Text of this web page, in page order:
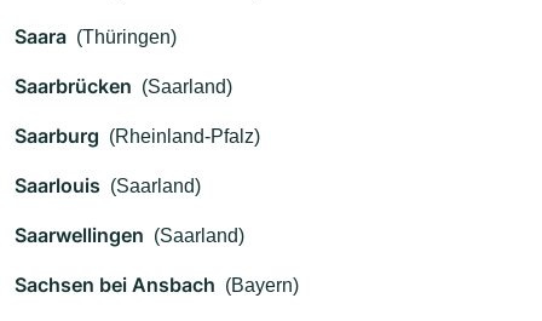
Saara (Thüringen)
Saarbrücken (Saarland)
Saarburg (Rheinland-Pfalz)
Saarlouis (Saarland)
Saarwellingen (Saarland)
Sachsen bei Ansbach (Bayern)